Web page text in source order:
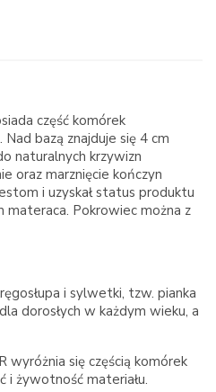
część komórek
bazą znajduje się 4 cm
naturalnych krzywizn
oraz marznięcie kończyn
i uzyskał status produktu
Pokrowiec można z
i sylwetki, tzw. pianka
dorosłych w każdym wieku, a
wyróżnia się częścią komórek
i żywotność materiału.